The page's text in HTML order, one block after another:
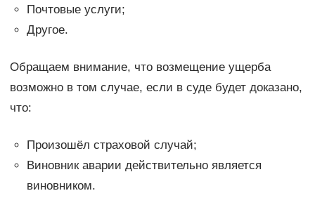
Почтовые услуги;
Другое.
Обращаем внимание, что возмещение ущерба
возможно в том случае, если в суде будет доказано,
что:
Произошёл страховой случай;
Виновник аварии действительно является
виновником.